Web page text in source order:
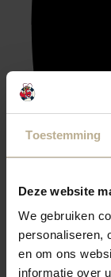
Toestemming
Deze website
We gebruiken
personaliseren,
en om ons
informatie over